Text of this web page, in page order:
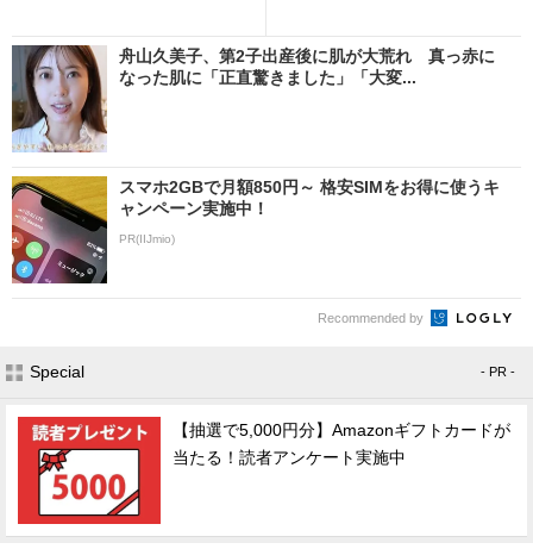
舟山久美子、第2子出産後に肌が大荒れ 真っ赤に
なった肌に「正直驚きました」「大変...
スマホ2GBで月額850円～ 格安SIMをお得に使うキ
ャンペーン実施中！
PR(IIJmio)
Recommended by
Special - PR -
【抽選で5,000円分】Amazonギフトカードが
当たる！読者アンケート実施中